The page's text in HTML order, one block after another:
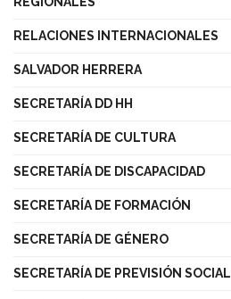
RELACIONES INTERNACIONALES
SALVADOR HERRERA
SECRETARÍA DD HH
SECRETARÍA DE CULTURA
SECRETARÍA DE DISCAPACIDAD
SECRETARÍA DE FORMACIÓN
SECRETARÍA DE GÉNERO
SECRETARÍA DE PREVISIÓN SOCIAL